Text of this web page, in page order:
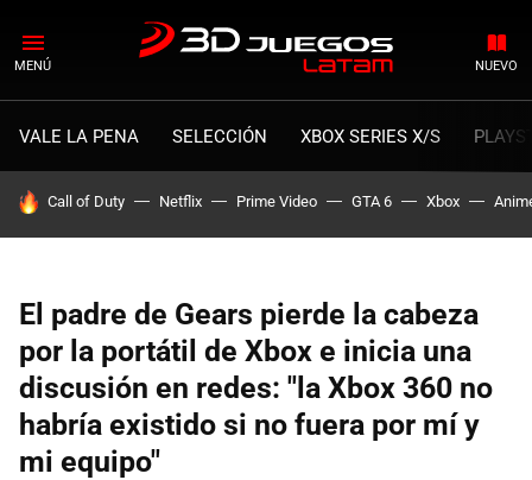
MENÚ NUEVO
VALE LA PENA SELECCIÓN XBOX SERIES X/S
HOY SE HABLA DE
Call of Duty Netflix Prime Video GTA 6 Xbox
El padre de Gears pierde la cabeza
por la portátil de Xbox e inicia una
discusión en redes: "la Xbox 360 no
habría existido si no fuera por mí y
mi equipo"